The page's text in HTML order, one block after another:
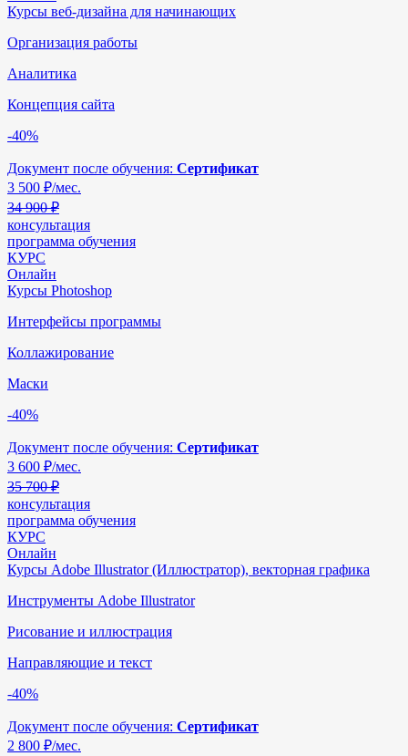
Курсы веб-дизайна для начинающих
Организация работы
Аналитика
Концепция сайта
-40%
Документ после обучения: Сертификат
3 500 ₽/мес.
34 900 ₽
консультация
программа обучения
КУРС
Онлайн
Курсы Photoshop
Интерфейсы программы
Коллажирование
Маски
-40%
Документ после обучения: Сертификат
3 600 ₽/мес.
35 700 ₽
консультация
программа обучения
КУРС
Онлайн
Курсы Adobe Illustrator (Иллюстратор), векторная графика
Инструменты Adobe Illustrator
Рисование и иллюстрация
Направляющие и текст
-40%
Документ после обучения: Сертификат
2 800 ₽/мес.